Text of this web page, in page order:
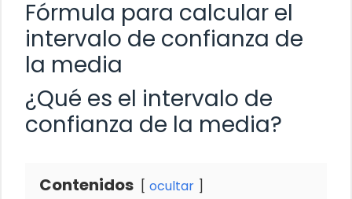
Fórmula para calcular el
intervalo de confianza de
la media
¿Qué es el intervalo de
confianza de la media?
Contenidos ocultar